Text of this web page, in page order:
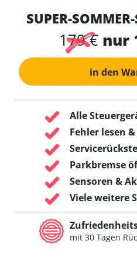
SUPER-
179 € nur
in den
Alle
Fehler lesen
Parkbremse
Sensoren &
Viele weitere
mit 30 Tagen